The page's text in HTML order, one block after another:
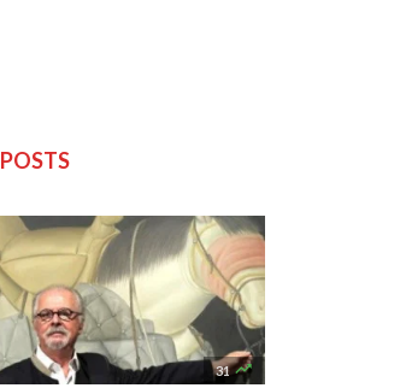
POSTS
31 